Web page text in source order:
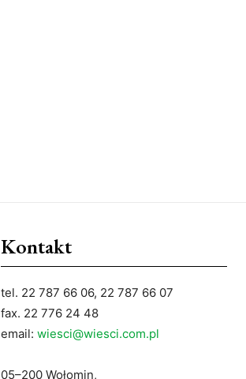
Kontakt
tel. 22 787 66 06, 22 787 66 07
fax. 22 776 24 48
email: wiesci@wiesci.com.pl
05–200 Wołomin,